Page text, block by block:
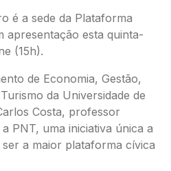
é a sede da Plataforma
apresentação esta quinta-
(15h).
de Economia, Gestão,
da Universidade de
Costa, professor
PNT, uma iniciativa única a
a maior plataforma cívica